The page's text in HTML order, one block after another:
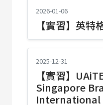
2026-01-06
【實習】英特
2025-12-31
【實習】
Singapore